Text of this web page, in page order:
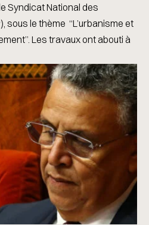
Syndicat National des
le thème ‘‘L’urbanisme et
Les travaux ont abouti à